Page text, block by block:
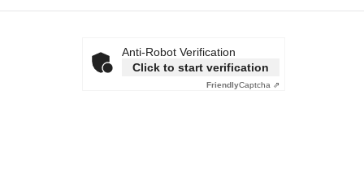
Anti-Robot Verification
Click to start verification
FriendlyCaptcha ⇗